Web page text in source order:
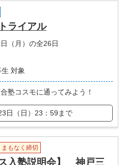
ライアル
（月）の全26日
対象
塾コスモに通ってみよう！
日（日）23：59まで
まもなく締切
ス入塾説明会】 神戸三